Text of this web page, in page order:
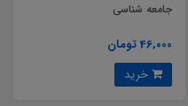
جامعه شناسی
46,000 تومان